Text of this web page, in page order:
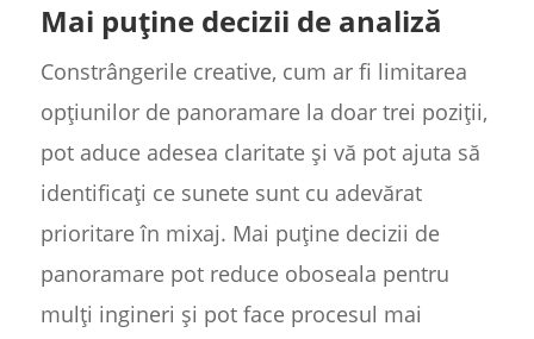
Mai puține decizii de analiză
Constrângerile creative, cum ar fi limitarea
opțiunilor de panoramare la doar trei poziții,
pot aduce adesea claritate și vă pot ajuta să
identificați ce sunete sunt cu adevărat
prioritare în mixaj. Mai puține decizii de
panoramare pot reduce oboseala pentru
mulți ingineri și pot face procesul mai